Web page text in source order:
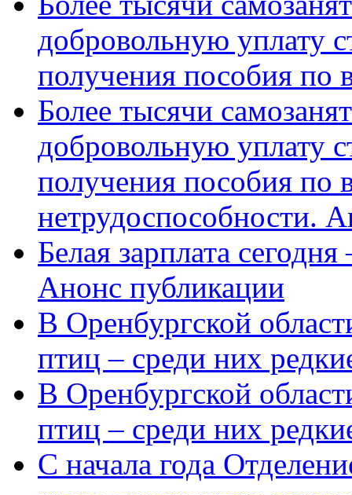
добровольную уплату
получения пособия по
Более тысячи
добровольную уплату
получения пособия по
нетрудоспособности.
Белая зарплата
Анонс публикации
В Оренбургской
птиц – среди них
В Оренбургской
птиц – среди них
С начала года